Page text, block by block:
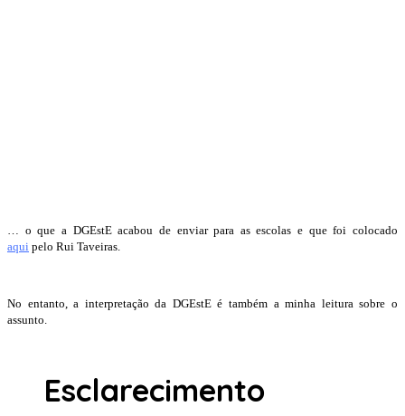
… o que a DGEstE acabou de enviar para as escolas e que foi colocado
aqui pelo Rui Taveiras.
No entanto, a interpretação da DGEstE é também a minha leitura sobre o
assunto.
Esclarecimento